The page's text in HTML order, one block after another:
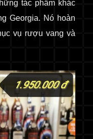
tác phẩm khác
Georgia. Nó hoàn
vụ rượu vang và